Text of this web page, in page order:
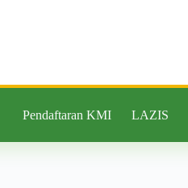
Pendaftaran KMI LAZIS